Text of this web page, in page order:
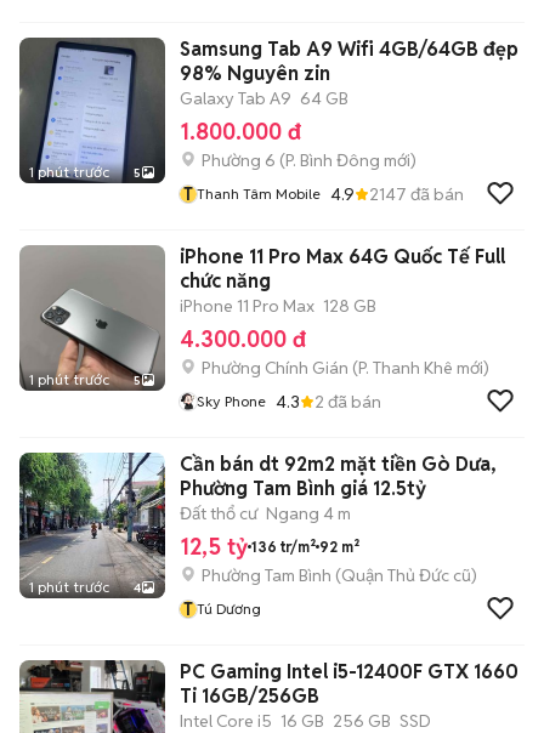
1 phút trước 5
Samsung Tab A9 Wifi 4GB/64GB đẹp
98% Nguyên zin
Galaxy Tab A9 64 GB
1.800.000 đ
Phường 6 (P. Bình Đông mới)
T Thanh Tâm Mobile 4.9 2147 đã bán
1 phút trước 5
iPhone 11 Pro Max 64G Quốc Tế Full
chức năng
iPhone 11 Pro Max 128 GB
4.300.000 đ
Phường Chính Gián (P. Thanh Khê mới)
Sky Phone 4.3 2 đã bán
1 phút trước 4
Cần bán dt 92m2 mặt tiền Gò Dưa,
Phường Tam Bình giá 12.5tỷ
Đất thổ cư Ngang 4 m
12,5 tỷ 136 tr/m² 92 m²
Phường Tam Bình (Quận Thủ Đức cũ)
T Tú Dương
PC Gaming Intel i5-12400F GTX 1660
Ti 16GB/256GB
Intel Core i5 16 GB 256 GB SSD